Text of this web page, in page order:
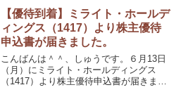
【優待到着】ミライト・ホールデ
ィングス（1417）より株主優待
申込書が届きました。
こんばんは＾＾、しゅうです。６月13日
（月）にミライト・ホールディングス
（1417）より株主優待申込書が届きまし